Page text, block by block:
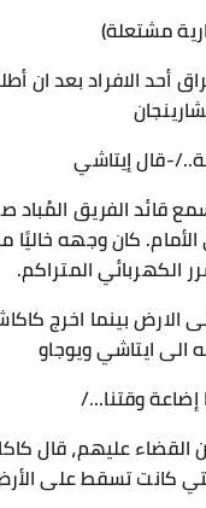
مشتعلة)
أحد الافراد بعد ان
قال إيتاشي
قائد الفريق المُباد
كان وجهه خاليًا
الكهربائي المتراكم.
الارض بينما اخرج
ايتاشي ويوجاو
إضاعة وقتنا.../
القضاء عليهم، قال
كانت تسقط على